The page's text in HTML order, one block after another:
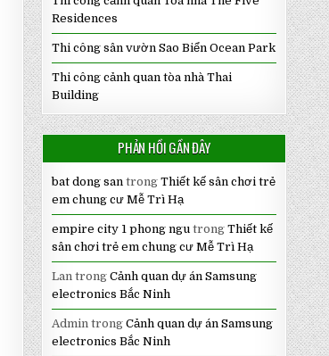
Residences
Thi công sân vườn Sao Biển Ocean Park
Thi công cảnh quan tòa nhà Thai
Building
PHẢN HỒI GẦN ĐÂY
bat dong santrong Thiết kế sân chơi trẻ
em chung cư Mễ Trì Hạ
empire city 1 phong ngutrong Thiết kế
sân chơi trẻ em chung cư Mễ Trì Hạ
Lantrong Cảnh quan dự án Samsung
electronics Bắc Ninh
Admintrong Cảnh quan dự án Samsung
electronics Bắc Ninh